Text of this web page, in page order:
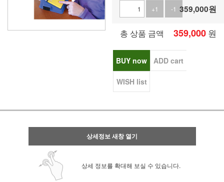
+1
-1 359,000원
총 상품 금액 359,000 원
BUY now ADD cart
WISH list
상세정보 새창 열기
상세 정보를 확대해 보실 수 있습니다.